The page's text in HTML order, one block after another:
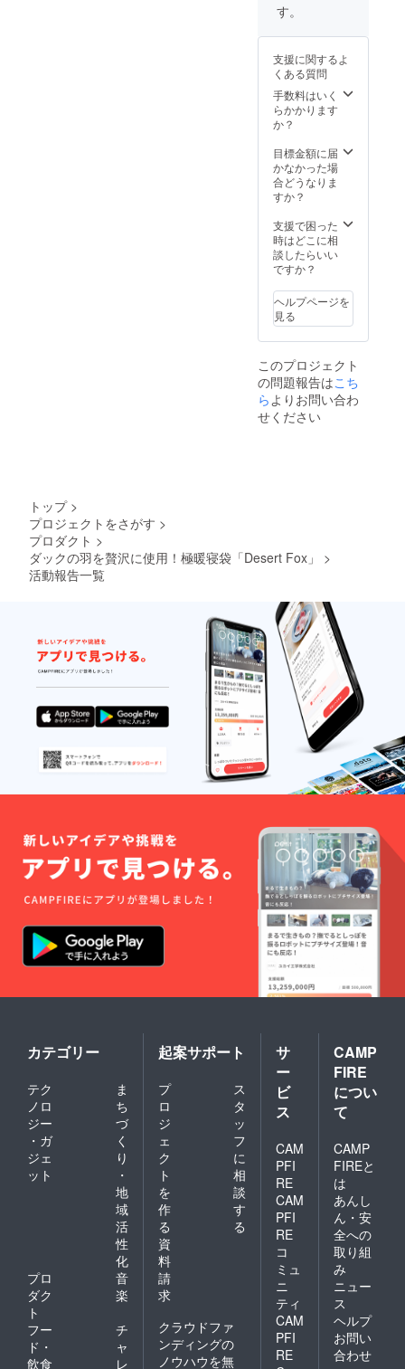
が遅れ
があり
ます。
す。
支援に関するよ
くある質問
手数料はいく
らかかります
か？
目標金額に届
かなかった場
合どうなりま
すか？
支援で困った
時はどこに相
談したらいい
ですか？
ヘルプページを
見る
このプロジェクト
の問題報告はこち
ら よりお問い合わ
せください
トップ >
プロジェクトをさがす >
プロダクト >
ダックの羽を贅沢に使用！極暖寝袋「Desert Fox」
>
活動報告一覧
カテゴリー
テク
ノロ
ジー
・ガ
ジェ
ット
ま
ち
づ
く
り
・
地
域
活
性
化
プロ
ダク
ト
音
楽
フー
ド・
飲食
チ
ャ
レ
起案サポート
プ
ロ
ジ
ェ
ク
ト
を
作
る
ス
タ
ッ
フ
に
相
談
す
る
資
料
請
求
クラウドファ
ンディングの
ノウハウを無
サ
ー
ビ
ス
CAM
PFI
RE
CAM
PFI
RE
コ
ミュ
ニ
ティ
CAM
PFI
RE
CAMP
FIRE
につい
て
CAMP
FIREと
は
あんし
ん・安
全への
取り組
み
ニュー
ス
ヘルプ
お問い
合わせ